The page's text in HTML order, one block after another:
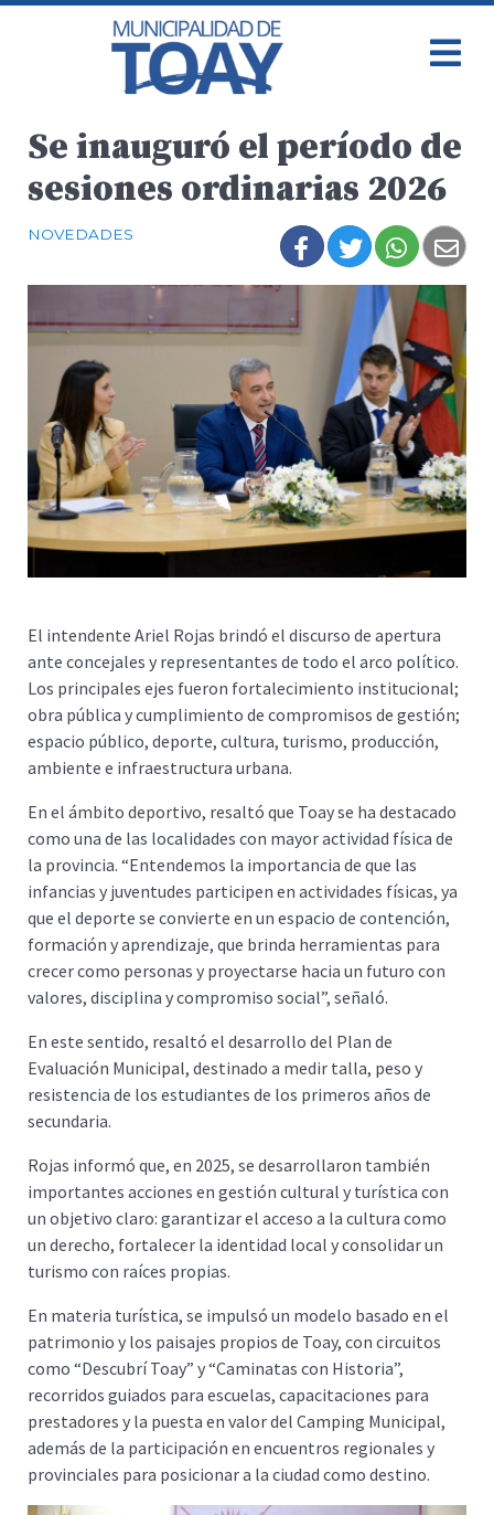
Se inauguró el período de
sesiones ordinarias 2026
NOVEDADES
El intendente Ariel Rojas brindó el discurso de apertura
ante concejales y representantes de todo el arco político.
Los principales ejes fueron fortalecimiento institucional;
obra pública y cumplimiento de compromisos de gestión;
espacio público, deporte, cultura, turismo, producción,
ambiente e infraestructura urbana.
En el ámbito deportivo, resaltó que Toay se ha destacado
como una de las localidades con mayor actividad física de
la provincia. “Entendemos la importancia de que las
infancias y juventudes participen en actividades físicas, ya
que el deporte se convierte en un espacio de contención,
formación y aprendizaje, que brinda herramientas para
crecer como personas y proyectarse hacia un futuro con
valores, disciplina y compromiso social”, señaló.
En este sentido, resaltó el desarrollo del Plan de
Evaluación Municipal, destinado a medir talla, peso y
resistencia de los estudiantes de los primeros años de
secundaria.
Rojas informó que, en 2025, se desarrollaron también
importantes acciones en gestión cultural y turística con
un objetivo claro: garantizar el acceso a la cultura como
un derecho, fortalecer la identidad local y consolidar un
turismo con raíces propias.
En materia turística, se impulsó un modelo basado en el
patrimonio y los paisajes propios de Toay, con circuitos
como “Descubrí Toay” y “Caminatas con Historia”,
recorridos guiados para escuelas, capacitaciones para
prestadores y la puesta en valor del Camping Municipal,
además de la participación en encuentros regionales y
provinciales para posicionar a la ciudad como destino.